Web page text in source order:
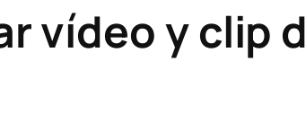
vídeo y clip